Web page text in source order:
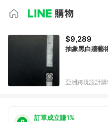
$9,289
抽象黑白牆藝
亞洲跨境設計
訂單成立賺1%